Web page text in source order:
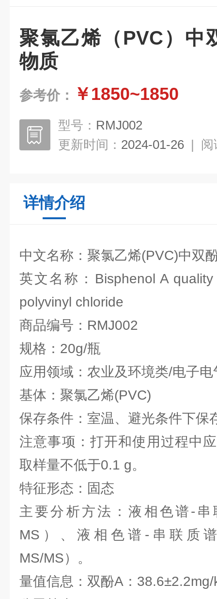
聚氯乙烯（PVC）中
物质
参考价： ￥1850~1850
型号： RMJ002
更新时间： 2024-01-26 | 阅
详情介绍
中文名称：聚氯乙烯(PVC)中双
英文名称：Bisphenol A
polyvinyl chloride
商品编号：RMJ002
规格：20g/瓶
应用领域：农业及环境类/电子
基体：聚氯乙烯(PVC)
保存条件：室温、避光条件下
注意事项：打开和使用过程中
取样量不低于0.1 g。
特征形态：固态
主要分析方法：液相色谱-串
MS）、液相色谱-串联质
MS/MS）。
量值信息：双酚A：